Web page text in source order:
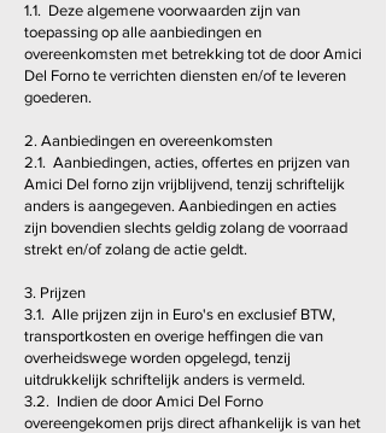
1.1. Deze algemene voorwaarden zijn van
toepassing op alle aanbiedingen en
overeenkomsten met betrekking tot de door Amici
Del Forno te verrichten diensten en/of te leveren
goederen.
2. Aanbiedingen en overeenkomsten
2.1. Aanbiedingen, acties, offertes en prijzen van
Amici Del forno zijn vrijblijvend, tenzij schriftelijk
anders is aangegeven. Aanbiedingen en acties
zijn bovendien slechts geldig zolang de voorraad
strekt en/of zolang de actie geldt.
3. Prijzen
3.1. Alle prijzen zijn in Euro's en exclusief BTW,
transportkosten en overige heffingen die van
overheidswege worden opgelegd, tenzij
uitdrukkelijk schriftelijk anders is vermeld.
3.2. Indien de door Amici Del Forno
overeengekomen prijs direct afhankelijk is van het